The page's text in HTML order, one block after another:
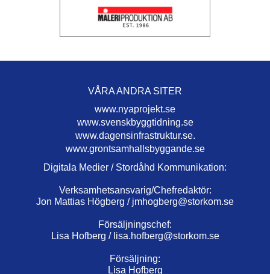
VÅRA ANDRA SITER
www.nyaprojekt.se
www.svenskbyggtidning.se
www.dagensinfrastruktur.se.
www.grontsamhallsbyggande.se
Digitala Medier / Stordåhd Kommunikation:
Verksamhetsansvarig/Chefredaktör:
Jon Mattias Högberg / jmhogberg@storkom.se
Försäljningschef:
Lisa Hofberg / lisa.hofberg@storkom.se
Försäljning:
Lisa Hofberg